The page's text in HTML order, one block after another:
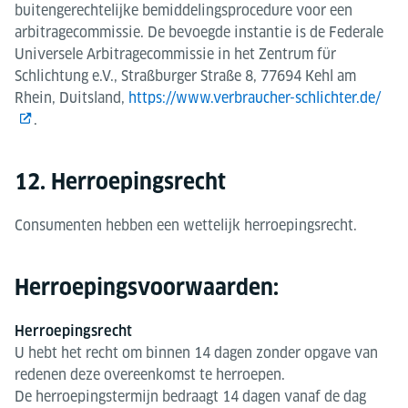
buitengerechtelijke bemiddelingsprocedure voor een
arbitragecommissie. De bevoegde instantie is de Federale
Universele Arbitragecommissie in het Zentrum für
Schlichtung e.V., Straßburger Straße 8, 77694 Kehl am
Rhein, Duitsland, https://www.verbraucher-schlichter.de/
.
12. Herroepingsrecht
Consumenten hebben een wettelijk herroepingsrecht.
Herroepingsvoorwaarden:
Herroepingsrecht
U hebt het recht om binnen 14 dagen zonder opgave van
redenen deze overeenkomst te herroepen.
De herroepingstermijn bedraagt 14 dagen vanaf de dag